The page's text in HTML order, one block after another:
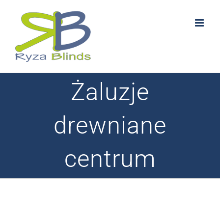
content
Żaluzje
drewniane
centrum